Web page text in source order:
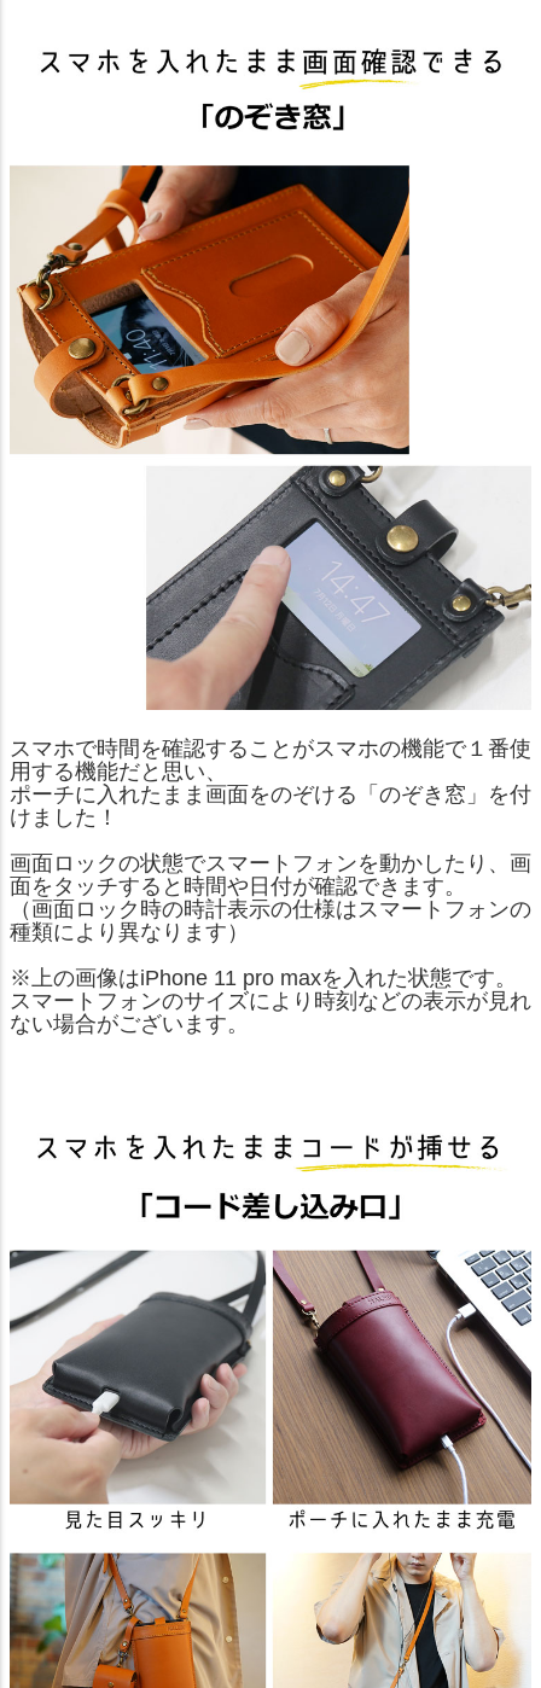
スマホで時間を確認することがスマホの機能で１番使
用する機能だと思い、
ポーチに入れたまま画面をのぞける「のぞき窓」を付
けました！
画面ロックの状態でスマートフォンを動かしたり、画
面をタッチすると時間や日付が確認できます。
（画面ロック時の時計表示の仕様はスマートフォンの
種類により異なります）
※上の画像はiPhone 11 pro maxを入れた状態です。
スマートフォンのサイズにより時刻などの表示が見れ
ない場合がございます。